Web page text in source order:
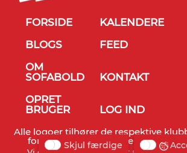
FORSIDE
KALENDERE
BLOGS
FEED
OM
SOFABOLD
KONTAKT
OPRET
BRUGER
LOG IND
Alle logoer tilhører de respektive
forbund og TV stationer - ©
Skjul færdige